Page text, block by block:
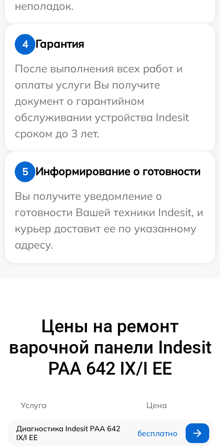
неполадок.
4
Гарантия
После выполнения всех работ и
оплаты услуги Вы получите
документ о гарантийном
обслуживании устройства Indesit
сроком до 3 лет.
5
Информирование о готовности
Вы получите уведомление о
готовности Вашей техники Indesit, и
курьер доставит ее по указанному
адресу.
Цены на ремонт
варочной панели Indesit
PAA 642 IX/I EE
Услуга Цена
Диагностика Indesit PAA 642
IX/I EE
бесплатно